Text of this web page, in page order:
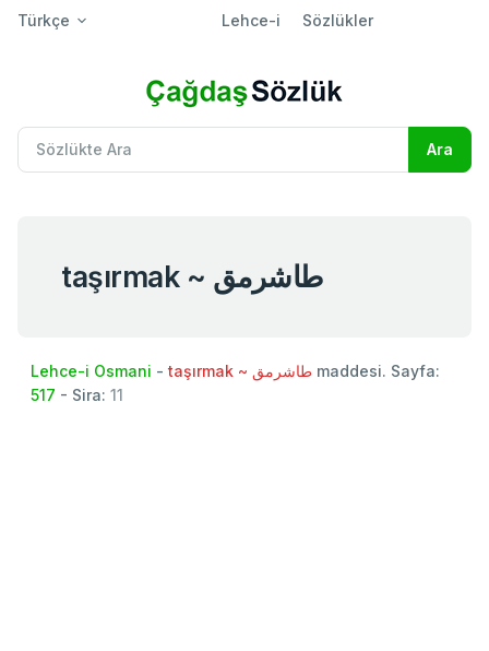
Türkçe Lehce-i Sözlükler
taşırmak ~ طاشرمق
Lehce-i Osmani - taşırmak ~ طاشرمق maddesi. Sayfa:
517 - Sira: 11